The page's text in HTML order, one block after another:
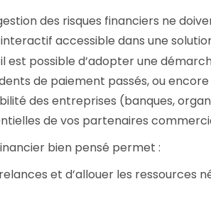
des risques financiers ne
accessible dans une
est possible d’adopter une
de paiement passés, ou
des entreprises (banques,
de vos partenaires
bien pensé permet :
et d’allouer les ressources